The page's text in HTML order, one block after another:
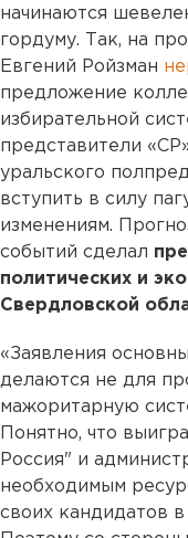
начинаются
гордуму. Так, на
Евгений Ройзман
предложение
избирательной
представители
уральского
вступить в силу
изменениям.
событий сделал
политических и
Свердловской
«Заявления
делаются не для
мажоритарную
Понятно, что
Россия" и
необходимым
своих кандидатов